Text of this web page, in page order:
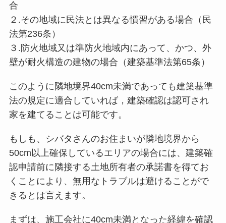
合
２.その地域に民法とは異なる慣習がある場合（民
法第236条）
３.防火地域又は準防火地域内にあって、かつ、外
壁が耐火構造の建物の場合（建築基準法第65条）
このように隣地境界40cm未満であっても建築基準
法の規定に適合していれば，建築確認は認可され
家を建てることは可能です。
もしも、シバタさんのお住まいが隣地境界から
50cm以上確保しているエリアの場合には、建築確
認申請前に隣接する土地所有者の承諾書を得てお
くことにより、無用なトラブルは避けることがで
きるとは言えます。
まずは、施工会社に40cm未満となった経緯を確認